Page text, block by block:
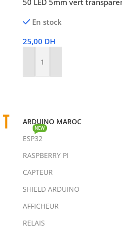
50 LED 5mm vert
En stock
25,00 DH
Ajouter Au Panier
ARDUINO MAROC
ESP32
NEW
RASPBERRY PI
CAPTEUR
SHIELD ARDUINO
AFFICHEUR
RELAIS